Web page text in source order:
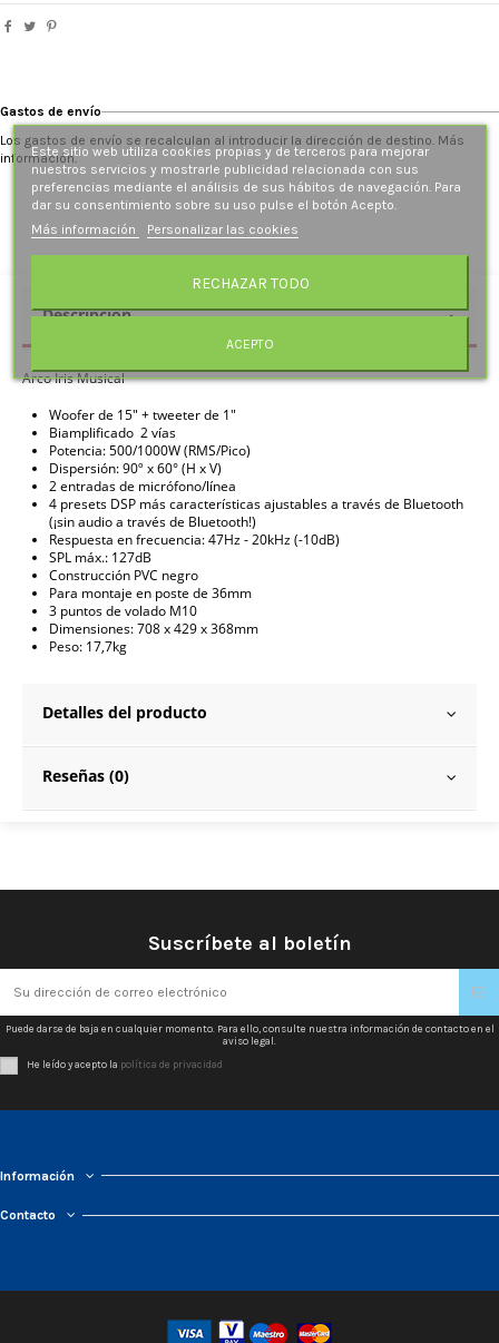
Gastos de envío
Los gastos de envío se recalculan al introducir la dirección de destino. Más
información.
Descripción
Arco Iris Musical
Woofer de 15" + tweeter de 1"
Biamplificado 2 vías
Potencia: 500/1000W (RMS/Pico)
Dispersión: 90º x 60° (H x V)
2 entradas de micrófono/línea
4 presets DSP más características ajustables a través de Bluetooth
(¡sin audio a través de Bluetooth!)
Respuesta en frecuencia: 47Hz - 20kHz (-10dB)
SPL máx.: 127dB
Construcción PVC negro
Para montaje en poste de 36mm
3 puntos de volado M10
Dimensiones: 708 x 429 x 368mm
Peso: 17,7kg
Detalles del producto
Reseñas (0)
Suscríbete al boletín
Puede darse de baja en cualquier momento. Para ello, consulte nuestra información de contacto en el
aviso legal.
He leído y acepto la política de privacidad
Información
Contacto
Este sitio web utiliza cookies propias y de terceros para mejorar
nuestros servicios y mostrarle publicidad relacionada con sus
preferencias mediante el análisis de sus hábitos de navegación. Para
dar su consentimiento sobre su uso pulse el botón Acepto.
Más información
Personalizar las cookies
RECHAZAR TODO
ACEPTO